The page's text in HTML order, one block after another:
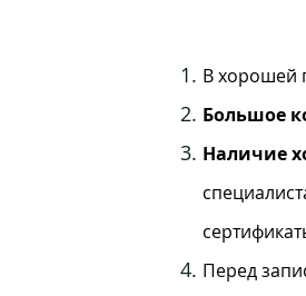
В хорошей
Большое
Наличие
Перед